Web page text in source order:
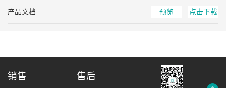
产品文档 预览 点击下载
销售 售后